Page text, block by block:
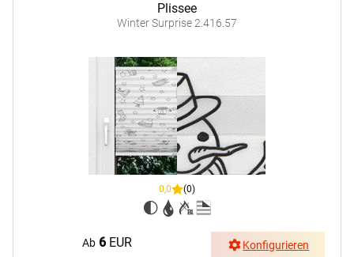
Plissee
Winter Surprise 2.416.57
0,0 (0)
Ab 6EUR Konfigurieren